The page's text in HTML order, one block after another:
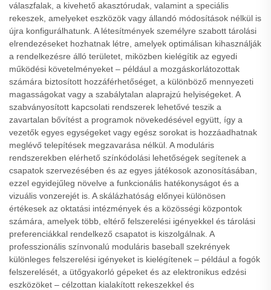
válaszfalak, a kivehető akasztórudak, valamint a speciális
rekeszek, amelyeket eszközök vagy állandó módosítások nélkül is
újra konfigurálhatunk. A létesítmények személyre szabott tárolási
elrendezéseket hozhatnak létre, amelyek optimálisan kihasználják
a rendelkezésre álló területet, miközben kielégítik az egyedi
működési követelményeket – például a mozgáskorlátozottak
számára biztosított hozzáférhetőséget, a különböző mennyezeti
magasságokat vagy a szabálytalan alaprajzú helyiségeket. A
szabványosított kapcsolati rendszerek lehetővé teszik a
zavartalan bővítést a programok növekedésével együtt, így a
vezetők egyes egységeket vagy egész sorokat is hozzáadhatnak
meglévő telepítések megzavarása nélkül. A moduláris
rendszerekben elérhető színkódolási lehetőségek segítenek a
csapatok szervezésében és az egyes játékosok azonosításában,
ezzel egyidejűleg növelve a funkcionális hatékonyságot és a
vizuális vonzerejét is. A skálázhatóság előnyei különösen
értékesek az oktatási intézmények és a közösségi központok
számára, amelyek több, eltérő felszerelési igényekkel és tárolási
preferenciákkal rendelkező csapatot is kiszolgálnak. A
professzionális színvonalú moduláris baseball szekrények
különleges felszerelési igényeket is kielégítenek – például a fogók
felszerelését, a ütőgyakorló gépeket és az elektronikus edzési
eszközöket – célzottan kialakított rekeszekkel és